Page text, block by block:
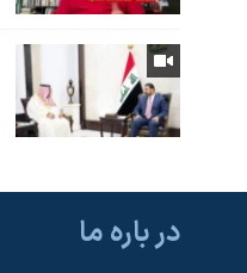
در باره ما